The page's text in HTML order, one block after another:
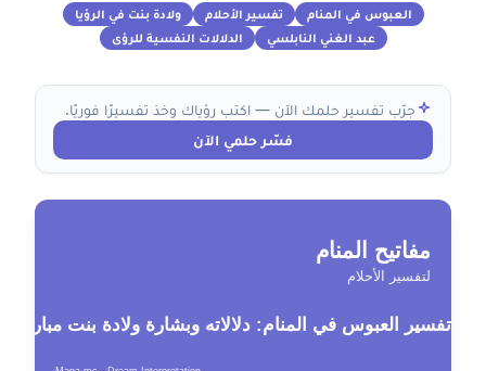
العبوس في المنام تفسير الأحلام
ولادة بنت في الرؤيا
عبد الغني النابلسي
الدلالات النفسية للرؤى
جرّب تفسير حلمك الآن — اكتب رؤياك وخذ تفسيرًا فوريًا.
فسّر حلمي الآن